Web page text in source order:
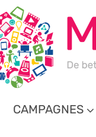
CAMPAGNES